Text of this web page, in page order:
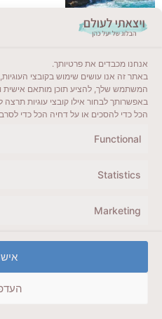
אנחנו מכבדים את פרטיותך.
באתר זה אנו עושים שימוש בקובצי
המשתמש שלך, להציע תוכן מותאם אישית
באפשרותך לבחור אילו קובצי עוגיות
הכל כדי להסכים או על דחיה הכל כדי לסרב
Functional
Statistics
Marketing
ייעדים מומלצים
מדריכים ועזרים
לשליחת הודעת וואטסאפ
מדיניות פרטיות